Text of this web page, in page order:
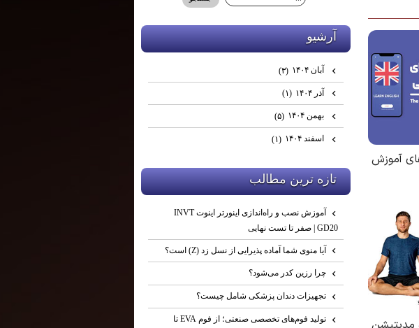
آرشيو
آبان ۱۴۰۴ (۳)
آذر ۱۴۰۴ (۱)
بهمن ۱۴۰۴ (۵)
اسفند ۱۴۰۴ (۱)
تازه ترين مطالب
آموزش نصب و راه‌اندازی اینورتر اینوت INVT
GD20 | صفر تا تست نهایی
آیا منوی شما آماده پذیرایی از نسل زد (Z) است؟
چرا رزین کدر می‌شود؟
تجهیزات دندان پزشکی شامل چیست؟
تولید فوم‌های تخصصی صنعتی؛ از فوم EVA تا